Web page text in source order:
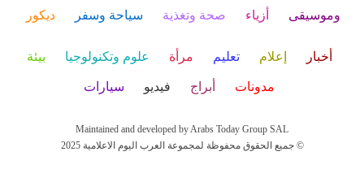
وموسيقى أزياء صحة وتغذية سياحة وسفر ديكور
أخبار إعلام تعليم مرأة علوم وتكنولوجيا بيئة
مدونات أبراج فيديو سيارات
Maintained and developed by Arabs Today Group SAL
جميع الحقوق محفوظة لمجموعة العرب اليوم الاعلامية 2025 ©